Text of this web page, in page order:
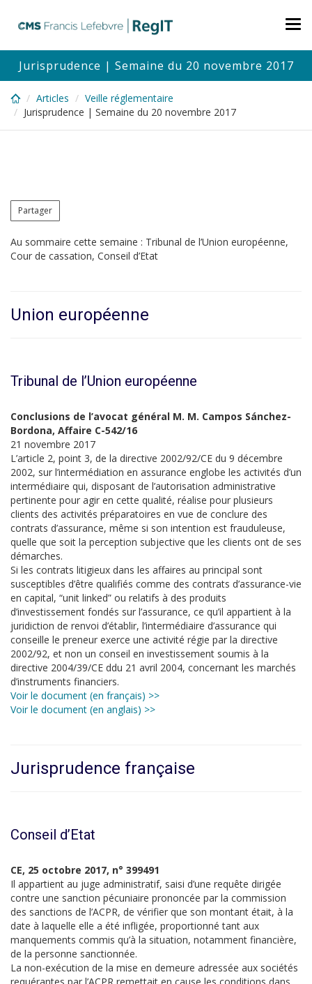
content
Jurisprudence | Semaine du 20 novembre 2017
Articles
Veille réglementaire
Jurisprudence | Semaine du 20 novembre 2017
Partager
Au sommaire cette semaine : Tribunal de l’Union européenne,
Cour de cassation, Conseil d’Etat
Union européenne
Tribunal de l’Union européenne
Conclusions de l’avocat général M. M. Campos Sánchez-
Bordona, Affaire C-542/16
21 novembre 2017
L’article 2, point 3, de la directive 2002/92/CE du 9 décembre
2002, sur l’intermédiation en assurance englobe les activités d’un
intermédiaire qui, disposant de l’autorisation administrative
pertinente pour agir en cette qualité, réalise pour plusieurs
clients des activités préparatoires en vue de conclure des
contrats d’assurance, même si son intention est frauduleuse,
quelle que soit la perception subjective que les clients ont de ses
démarches.
Si les contrats litigieux dans les affaires au principal sont
susceptibles d’être qualifiés comme des contrats d’assurance-vie
en capital, “unit linked” ou relatifs à des produits
d’investissement fondés sur l’assurance, ce qu’il appartient à la
juridiction de renvoi d’établir, l’intermédiaire d’assurance qui
conseille le preneur exerce une activité régie par la directive
2002/92, et non un conseil en investissement soumis à la
directive 2004/39/CE ddu 21 avril 2004, concernant les marchés
d’instruments financiers.
Voir le document (en français) >>
Voir le document (en anglais) >>
Jurisprudence française
Conseil d’Etat
CE, 25 octobre 2017, n° 399491
Il appartient au juge administratif, saisi d’une requête dirigée
contre une sanction pécuniaire prononcée par la commission
des sanctions de l’ACPR, de vérifier que son montant était, à la
date à laquelle elle a été infligée, proportionné tant aux
manquements commis qu’à la situation, notamment financière,
de la personne sanctionnée.
La non-exécution de la mise en demeure adressée aux sociétés